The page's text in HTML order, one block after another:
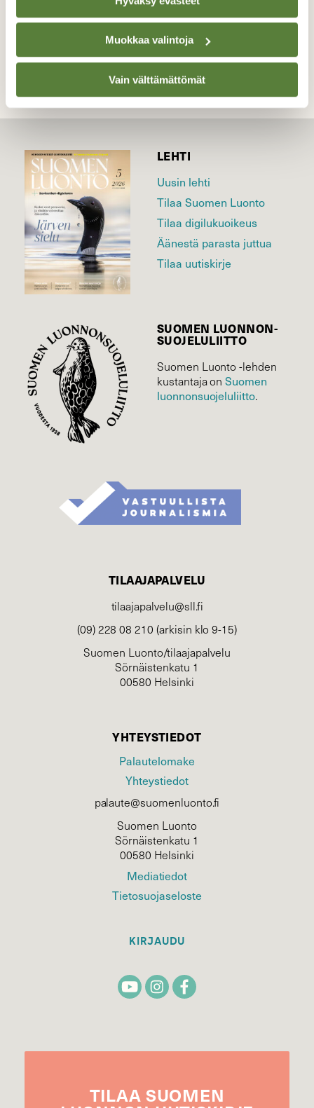
Muokkaa valintoja
Vain välttämättömät
TAKAISIN LISTAAN
LEHTI
Uusin lehti
Tilaa Suomen Luonto
Tilaa digilukuoikeus
Äänestä parasta juttua
Tilaa uutiskirje
SUOMEN LUONNON­
SUOJELU­LIITTO
Suomen Luonto -lehden
kustantaja onSuomen
luonnonsuojelu­liitto.
TILAAJAPALVELU
tilaajapalvelu@sll.fi
(09) 228 08 210 (arkisin klo 9-15)
Suomen Luonto/tilaajapalvelu
Sörnäistenkatu 1
00580 Helsinki
YHTEYSTIEDOT
Palautelomake
Yhteystiedot
palaute@suomenluonto.fi
Suomen Luonto
Sörnäistenkatu 1
00580 Helsinki
Mediatiedot
Tietosuojaseloste
KIRJAUDU
TILAA SUOMEN